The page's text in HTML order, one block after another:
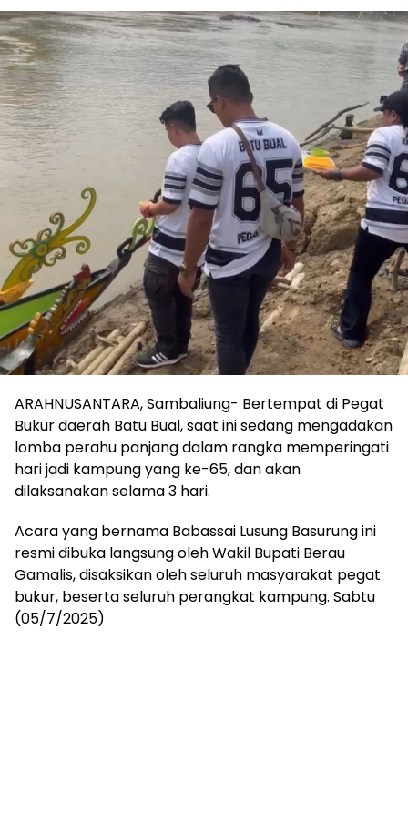
ARAHNUSANTARA, Sambaliung- Bertempat di Pegat
Bukur daerah Batu Bual, saat ini sedang mengadakan
lomba perahu panjang dalam rangka memperingati
hari jadi kampung yang ke-65, dan akan
dilaksanakan selama 3 hari.
Acara yang bernama Babassai Lusung Basurung ini
resmi dibuka langsung oleh Wakil Bupati Berau
Gamalis, disaksikan oleh seluruh masyarakat pegat
bukur, beserta seluruh perangkat kampung. Sabtu
(05/7/2025)